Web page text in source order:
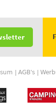
AGB's